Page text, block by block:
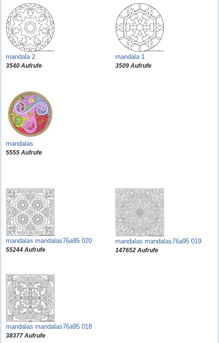
mandala 2
3540 Aufrufe
mandala 1
3509 Aufrufe
mandalas
5555 Aufrufe
mandalas mandalas76a95 020
55244 Aufrufe
mandalas mandalas76a95 019
147652 Aufrufe
mandalas mandalas76a95 018
38377 Aufrufe